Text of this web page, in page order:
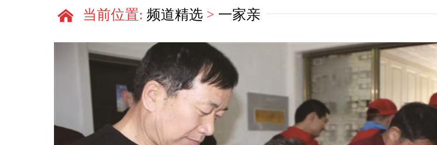
当前位置: 频道精选 > 一家亲